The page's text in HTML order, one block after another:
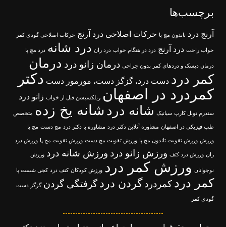
برچسب‌ها
آرنج درد تاندون مچ پا حرکات اصلاحی درد آرنج حرکات اصلاحی گودی کمر
خواب راحت درد آرنج درد در هنگام خواب درد ران درد شانه درد مچ پا
درمان دیسک و دردهای کمر بدون جراحی درمان زانو درد درمان
کمر درد دست درد، گزگز دست، مورمور دست دکتر
کمردرد در اصفهان ریلکسیشن قبل از خواب زانو درد
سندرم تونل کارپ سیاتیک شانه درد شانه یخ زده متخصص
طب فیزیکی در اصفهان مشاوره آنلاین دکتر درد مشاوره با دکتر درد مچ دست مچ پا
ورزش ورزش تقویت تاندون مچ پا ورزش تقویت مچ دست ورزش تقویت مچ پا ورزش درد
ران ورزش درد کتف ورزش زانو درد ورزش شانه درد ورزش
نوجوانان ورزش کمر درد ورزش کودکان کتف درد کجی شست پا
کمر درد کمردرد گردن درد گرفتگی گردن گزگز دست
گودی کمر